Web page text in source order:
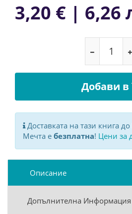
3,20 € | 6,26
Добави в
Доставката на тази книга
Мечта е безплатна! Цени за
Описание
Допълнителна Информация